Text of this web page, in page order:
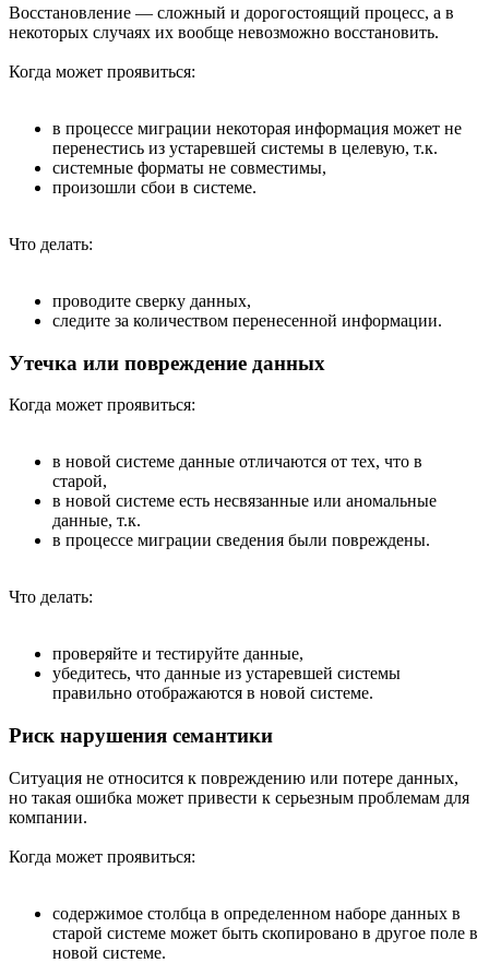
Восстановление — сложный и дорогостоящий процесс, а в
некоторых случаях их вообще невозможно восстановить.
Когда может проявиться:
в процессе миграции некоторая информация может не
перенестись из устаревшей системы в целевую, т.к.
системные форматы не совместимы,
произошли сбои в системе.
Что делать:
проводите сверку данных,
следите за количеством перенесенной информации.
Утечка или повреждение данных
Когда может проявиться:
в новой системе данные отличаются от тех, что в
старой,
в новой системе есть несвязанные или аномальные
данные, т.к.
в процессе миграции сведения были повреждены.
Что делать:
проверяйте и тестируйте данные,
убедитесь, что данные из устаревшей системы
правильно отображаются в новой системе.
Риск нарушения семантики
Ситуация не относится к повреждению или потере данных,
но такая ошибка может привести к серьезным проблемам для
компании.
Когда может проявиться:
содержимое столбца в определенном наборе данных в
старой системе может быть скопировано в другое поле в
новой системе.